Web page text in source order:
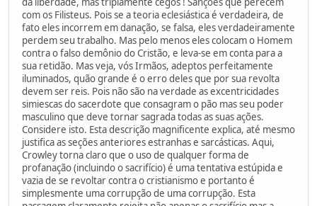
com os Filisteus. Pois se a teoria eclesiástica é verdadeira, de
fato eles incorrem em danação, se falsa, eles verdadeiramente
perdem seu trabalho. Mas pelo menos eles colocam o Homem
contra o falso demônio do Cristão, e leva-se em conta para a
sua retidão. Mas veja, vós Irmãos, adeptos perfeitamente
iluminados, quão grande é o erro deles que por sua revolta
devem ser reis. Pois não são na verdade as excentricidades
simiescas do sacerdote que consagram o pão mas seu poder
masculino que deve tornar sagrada todas as suas ações.
Considere isto. Esta descrição magnificente explica, até mesmo
justifica as seções anteriores estranhas e sarcásticas. Aqui,
Crowley torna claro que o uso de qualquer forma de
profanação (incluindo o sacrifício) é uma tentativa estúpida e
vazia de se revoltar contra o cristianismo e portanto é
simplesmente uma corrupção de uma corrupção. Esta